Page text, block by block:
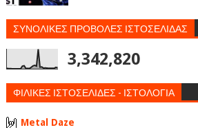
ΣΥΝΟΛΙΚΕΣ ΠΡΟΒΟΛΕΣ ΙΣΤΟΣΕΛΙΔΑΣ
3,342,820
ΦΙΛΙΚΕΣ ΙΣΤΟΣΕΛΙΔΕΣ - ΙΣΤΟΛΟΓΙΑ
Metal Daze